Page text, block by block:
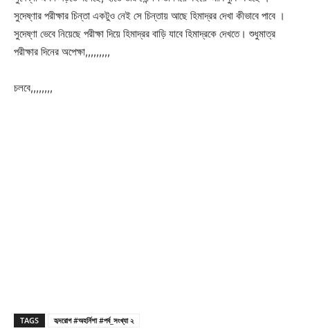
সুদেষ্ণার পরীক্ষার চিন্তা একটুও নেই সে চিন্তায় আছে হিমাদ্রর দেখা কীভাবে পাবে ।
সুদেষ্ণা ভেবে নিয়েছে পরীক্ষা দিয়ে হিমাদ্রর বাড়ি যাবে হিমাদ্রকে দেখতে। শুধুমাত্র
পরীক্ষার দিনের অপেক্ষা,,,,,,,,,
চলবে,,,,,,,,
TAGS হৃদরোগ #অহর্নিশা #পর্ব_সংখ্যা ২